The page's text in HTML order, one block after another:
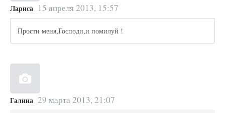
Лариса 15 апреля 2013, 15:57
Прости меня,Господи,и помилуй !
Галина 29 марта 2013, 21:07